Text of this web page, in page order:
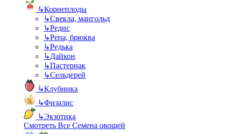
↳Корнеплоды
↳Свекла, мангольд
↳Редис
↳Репа, брюква
↳Редька
↳Дайкон
↳Пастернак
↳Сельдерей
↳Клубника
↳Физалис
↳Экзотика
Смотреть Все Семена овощей